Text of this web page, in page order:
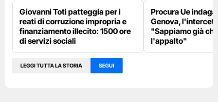
Giovanni Toti patteggia per i
reati di corruzione impropria e
finanziamento illecito: 1500 ore
di servizi sociali
Procura Ue
Genova,
"Sappiamo già
l'appalto"
LEGGI TUTTA LA STORIA SEGUI